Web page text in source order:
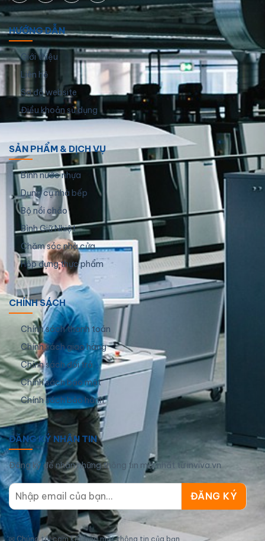
HƯỚNG DẪN
Giới thiệu
Liên hệ
Sơ đồ website
Điều khoản sử dụng
SẢN PHẨM & DỊCH VỤ
Bình nước nhựa
Dụng cụ nhà bếp
Bộ nồi chảo
Bình Giữ Nhiệt
Chăm sóc nhà cửa
Hộp đựng thực phẩm
CHÍNH SÁCH
Chính sách thanh toán
Chính sách giao hàng
Chính sách đổi trả
Chính sách bảo mật
Chính sách bảo hành
ĐĂNG KÝ NHẬN TIN
Đăng ký để nhận những thông tin mới nhất từ inviva.vn
✉ Chúng tôi cam kết bảo mật thông tin của bạn.